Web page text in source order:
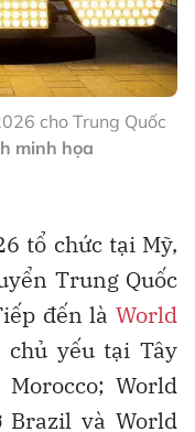
cho Trung Quốc
minh họa
tổ chức tại Mỹ,
Trung Quốc
đến là World
yếu tại Tây
World
Brazil và World